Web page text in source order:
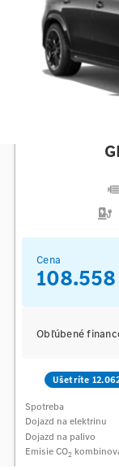
Cena
Obľúbené
Ušetríte
Spotreba
Dojazd na elektrinu
Dojazd na palivo
Emisie CO2